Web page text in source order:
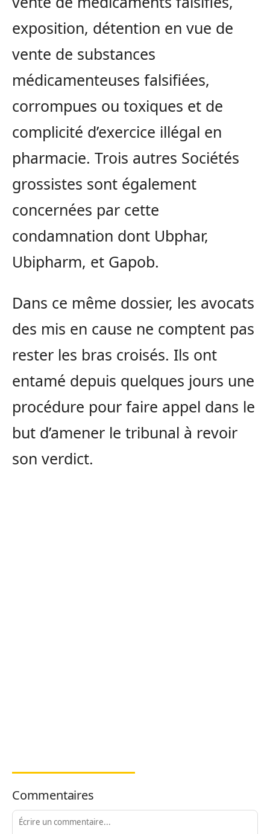
exposition, détention en vue de
vente de substances
médicamenteuses falsifiées,
corrompues ou toxiques et de
complicité d’exercice illégal en
pharmacie. Trois autres Sociétés
grossistes sont également
concernées par cette
condamnation dont Ubphar,
Ubipharm, et Gapob.
Dans ce même dossier, les avocats
des mis en cause ne comptent pas
rester les bras croisés. Ils ont
entamé depuis quelques jours une
procédure pour faire appel dans le
but d’amener le tribunal à revoir
son verdict.
Commentaires